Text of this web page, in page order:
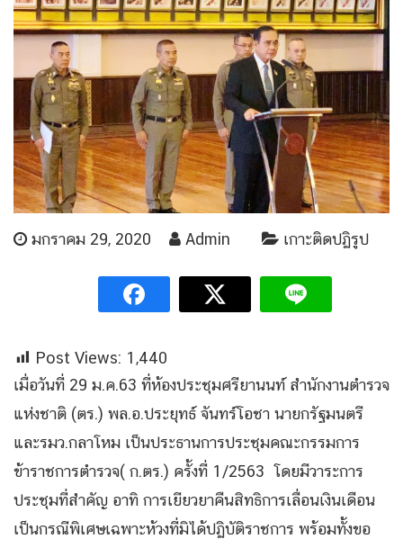
มกราคม 29, 2020 Admin เกาะติดปฏิรูป
Post Views: 1,440
เมื่อวันที่ 29 ม.ค.63 ที่ห้องประชุมศรียานนท์ สำนักงานตำรวจ
แห่งชาติ (ตร.) พล.อ.ประยุทธ์ จันทร์โอชา นายกรัฐมนตรี
และรมว.กลาโหม เป็นประธานการประชุมคณะกรรมการ
ข้าราชการตำรวจ( ก.ตร.) ครั้งที่ 1/2563 โดยมีวาระการ
ประชุมที่สำคัญ อาทิ การเยียวยาคืนสิทธิการเลื่อนเงินเดือน
เป็นกรณีพิเศษเฉพาะห้วงที่มิได้ปฏิบัติราชการ พร้อมทั้งขอ